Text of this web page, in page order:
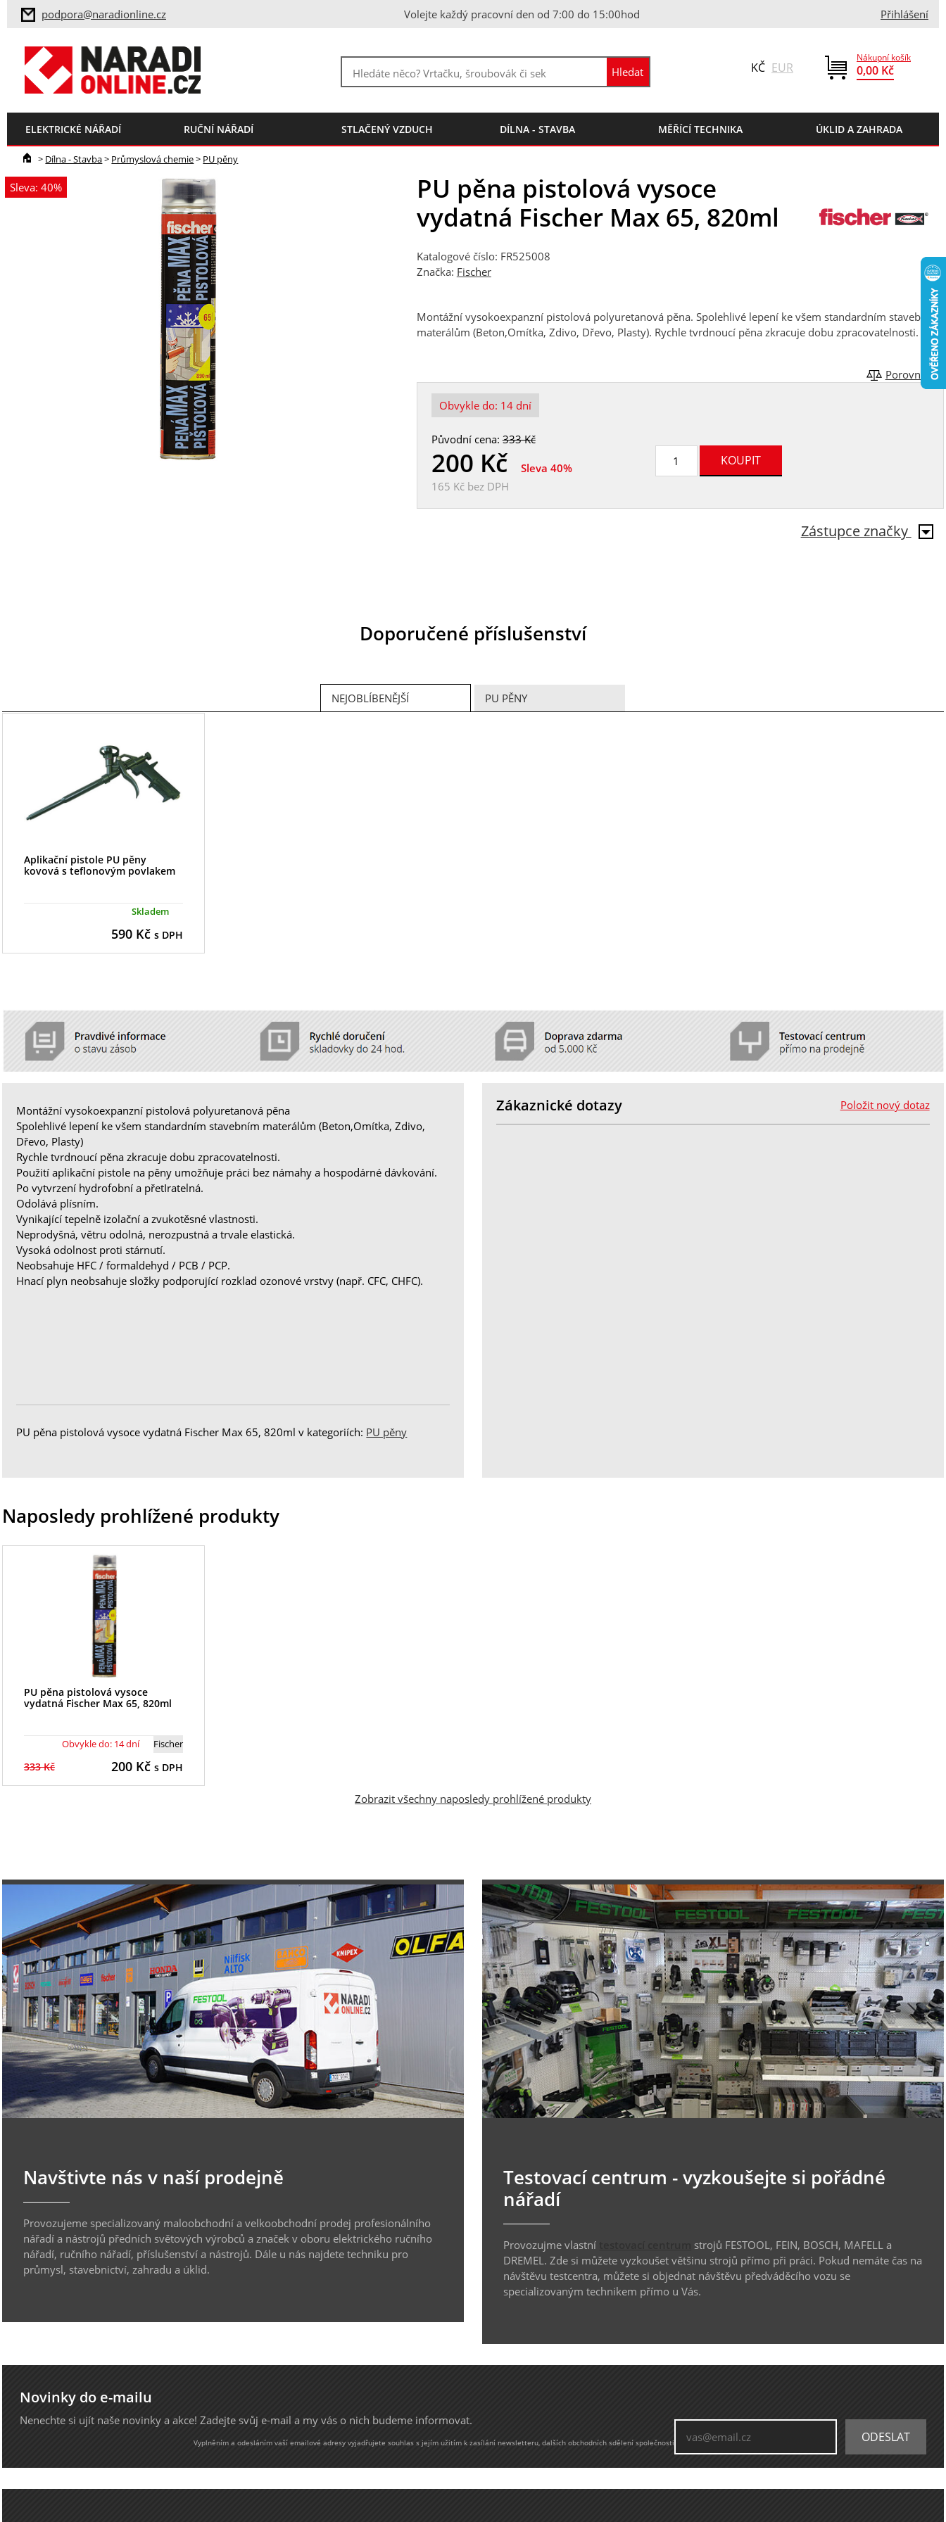
podpora@naradionline.cz Volejte každý pracovní den od 7:00 do 15:00hod Přihlášení
Nákupní košík
0,00 Kč
KČ EUR
ELEKTRICKÉ NÁŘADÍ RUČNÍ NÁŘADÍ STLAČENÝ VZDUCH DÍLNA - STAVBA MĚŘÍCÍ TECHNIKA ÚKLID A ZAHRADA
> Dílna - Stavba> Průmyslová chemie> PU pěny
Sleva: 40%
PU pěna pistolová vysoce
vydatná Fischer Max 65, 820ml
Katalogové číslo: FR525008
Značka: Fischer
Montážní vysokoexpanzní pistolová polyuretanová pěna. Spolehlivé lepení ke všem standardním stavebním
materálům (Beton,Omítka, Zdivo, Dřevo, Plasty). Rychle tvrdnoucí pěna zkracuje dobu zpracovatelnosti.
Porovnat
Obvykle do: 14 dní
Původní cena:333 Kč
200 Kč
Sleva 40%
165 Kčbez DPH
Zástupce značky
Doporučené příslušenství
NEJOBLÍBENĚJŠÍ PU PĚNY
Aplikační pistole PU pěny
kovová s teflonovým povlakem
Skladem
590Kč s DPH
Montážní vysokoexpanzní pistolová polyuretanová pěna
Spolehlivé lepení ke všem standardním stavebním materálům (Beton,Omítka, Zdivo,
Dřevo, Plasty)
Rychle tvrdnoucí pěna zkracuje dobu zpracovatelnosti.
Použití aplikační pistole na pěny umožňuje práci bez námahy a hospodárné dávkování.
Po vytvrzení hydrofobní a přetIratelná.
Odolává plísním.
Vynikající tepelně izolační a zvukotěsné vlastnosti.
Neprodyšná, větru odolná, nerozpustná a trvale elastická.
Vysoká odolnost proti stárnutí.
Neobsahuje HFC / formaldehyd / PCB / PCP.
Hnací plyn neobsahuje složky podporující rozklad ozonové vrstvy (např. CFC, CHFC).
PU pěna pistolová vysoce vydatná Fischer Max 65, 820ml v kategoriích: PU pěny
Položit nový dotaz
Zákaznické dotazy
Naposledy prohlížené produkty
PU pěna pistolová vysoce
vydatná Fischer Max 65, 820ml
Fischer
Obvykle do: 14 dní
333 Kč 200Kč s DPH
Zobrazit všechny naposledy prohlížené produkty
Navštivte nás v naší prodejně
Provozujeme specializovaný maloobchodní a velkoobchodní prodej profesionálního
nářadí a nástrojů předních světových výrobců a značek v oboru elektrického ručního
nářadí, ručního nářadí, příslušenství a nástrojů. Dále u nás najdete techniku pro
průmysl, stavebnictví, zahradu a úklid.
Testovací centrum - vyzkoušejte si pořádné
nářadí
Provozujme vlastní
strojů FESTOOL, FEIN, BOSCH, MAFELL a
DREMEL. Zde si můžete vyzkoušet většinu strojů přímo při práci. Pokud nemáte čas na
návštěvu testcentra, můžete si objednat návštěvu předváděcího vozu se
specializovaným technikem přímo u Vás.
Novinky do e-mailu
Nenechte si ujít naše novinky a akce! Zadejte svůj e-mail a my vás o nich budeme informovat.
Vyplněním a odesláním vaší emailové adresy vyjadřujete souhlas s jejím užitím k zasílání newsletteru, dalších obchodních sdělení společnosti